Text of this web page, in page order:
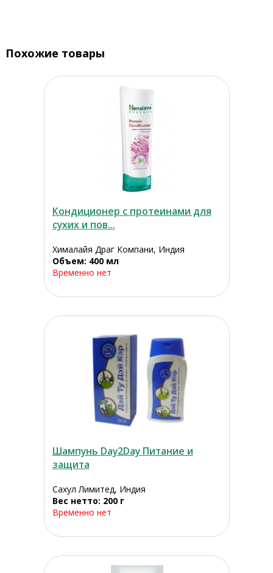
Похожие товары
Кондиционер с протеинами для
сухих и пов...
Хималайя Драг Компани, Индия
Объем: 400 мл
Временно нет
Шампунь Day2Day Питание и
защита
Сахул Лимитед, Индия
Вес нетто: 200 г
Временно нет